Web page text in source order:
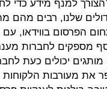
למנף מידע כדי
שלנו, רבים מהם
הפרסום בווידאו, עם
מספקים לחברות מענה
מותגים יכולים כעת
את מעורבות